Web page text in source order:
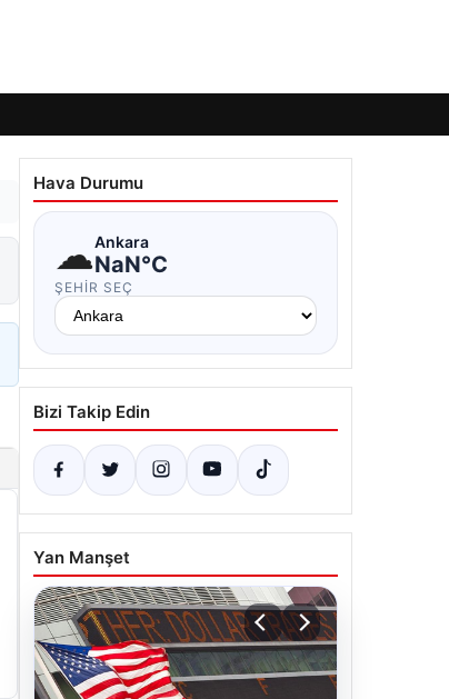
Hava Durumu
☁Ankara
NaN°C
ŞEHIR SEÇ
Bizi Takip Edin
Yan Manşet